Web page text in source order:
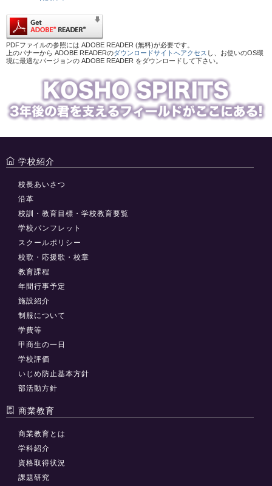
PDFファイルの参照には ADOBE READER (無料)が必要です。
上のバナーから ADOBE READERのダウンロードサイトへアクセス し、お使いのOS環
境に最適なバージョンの ADOBE READER をダウンロードして下さい。
学校紹介
校長あいさつ
沿革
校訓・教育目標・学校教育要覧
学校パンフレット
スクールポリシー
校歌・応援歌・校章
教育課程
年間行事予定
施設紹介
制服について
学費等
甲商生の一日
学校評価
いじめ防止基本方針
部活動方針
商業教育
商業教育とは
学科紹介
資格取得状況
課題研究